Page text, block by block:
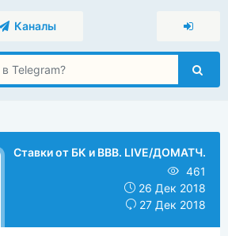
Каналы
Ставки от БК и ВВВ. LIVE/ДОМАТЧ.
461
26 Дек 2018
27 Дек 2018